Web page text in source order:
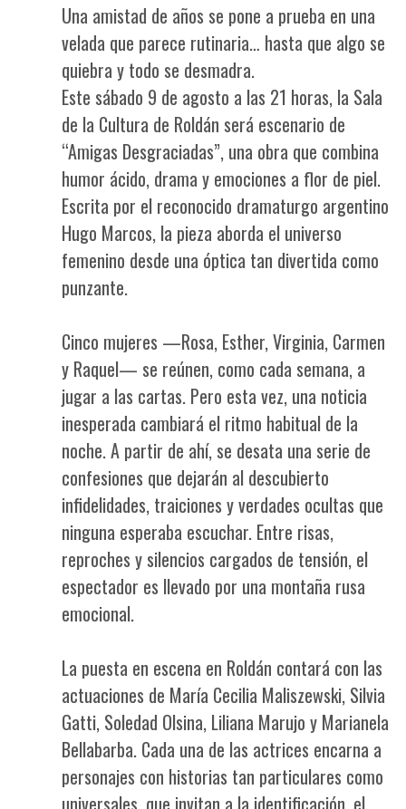
Una amistad de años se pone a prueba en una
velada que parece rutinaria… hasta que algo se
quiebra y todo se desmadra.
Este sábado 9 de agosto a las 21 horas, la Sala
de la Cultura de Roldán será escenario de
“Amigas Desgraciadas”, una obra que combina
humor ácido, drama y emociones a flor de piel.
Escrita por el reconocido dramaturgo argentino
Hugo Marcos, la pieza aborda el universo
femenino desde una óptica tan divertida como
punzante.
Cinco mujeres —Rosa, Esther, Virginia, Carmen
y Raquel— se reúnen, como cada semana, a
jugar a las cartas. Pero esta vez, una noticia
inesperada cambiará el ritmo habitual de la
noche. A partir de ahí, se desata una serie de
confesiones que dejarán al descubierto
infidelidades, traiciones y verdades ocultas que
ninguna esperaba escuchar. Entre risas,
reproches y silencios cargados de tensión, el
espectador es llevado por una montaña rusa
emocional.
La puesta en escena en Roldán contará con las
actuaciones de María Cecilia Maliszewski, Silvia
Gatti, Soledad Olsina, Liliana Marujo y Marianela
Bellabarba. Cada una de las actrices encarna a
personajes con historias tan particulares como
universales, que invitan a la identificación, el